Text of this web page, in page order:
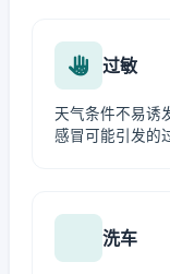
过敏
天气条件不易诱
感冒可能引发的
洗车